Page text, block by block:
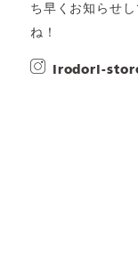
ち早くお知らせ
ね！
irodori-